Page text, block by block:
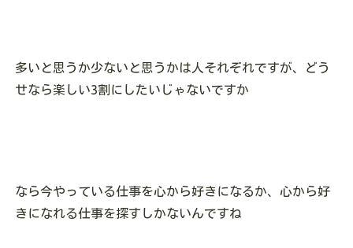
多いと思うか少ないと思うかは人それぞれですが、どう
せなら楽しい3割にしたいじゃないですか
なら今やっている仕事を心から好きになるか、心から好
きになれる仕事を探すしかないんですね